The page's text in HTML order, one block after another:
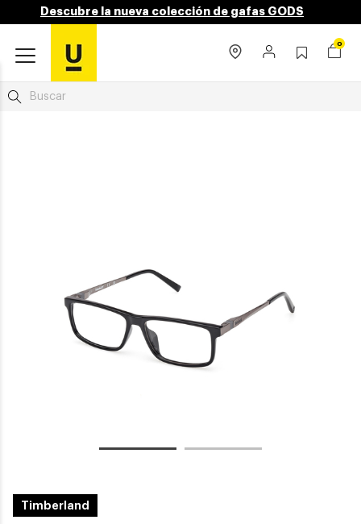
Descubre la nueva colección de gafas GODS
0
Timberland